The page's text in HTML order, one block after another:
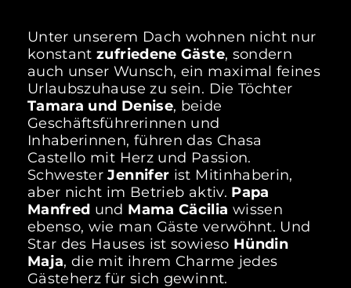
Unter unserem Dach wohnen nicht nur
konstantzufriedene Gäste, sondern
auch unser Wunsch, ein maximal feines
Urlaubszuhause zu sein. Die Töchter
Tamara und Denise, beide
Geschäftsführerinnen und
Inhaberinnen, führen das Chasa
Castello mit Herz und Passion.
SchwesterJennifer ist Mitinhaberin,
aber nicht im Betrieb aktiv. Papa
Manfred und Mama Cäcilia wissen
ebenso, wie man Gäste verwöhnt. Und
Star des Hauses ist sowieso Hündin
Maja, die mit ihrem Charme jedes
Gästeherz für sich gewinnt.